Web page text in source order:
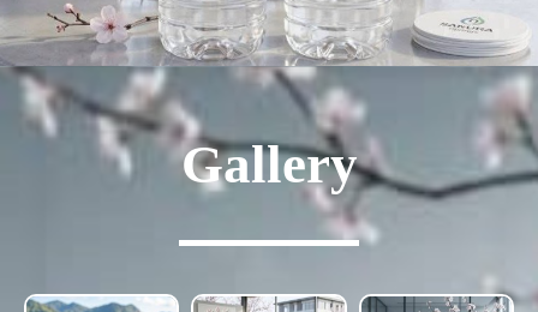
Gallery